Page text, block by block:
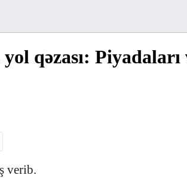
qəzası:
verib.